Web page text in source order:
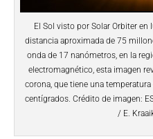
El Sol visto por Solar Orbiter
distancia aproximada de 75
onda de 17 nanómetros, en la
electromagnético, esta imagen
corona, que tiene una
centígrados. Crédito de imagen:
/ E.